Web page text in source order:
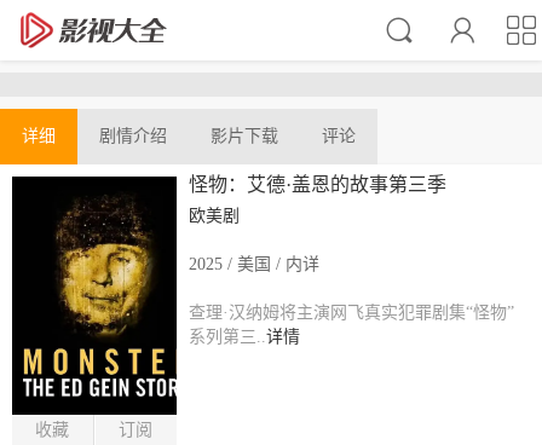
详细 剧情介绍 影片下载 评论
收藏 订阅
怪物：艾德·盖恩的故事第三季
欧美剧
2025 / 美国 / 内详
查理·汉纳姆将主演网飞真实犯罪剧集“怪物”
系列第三..详情